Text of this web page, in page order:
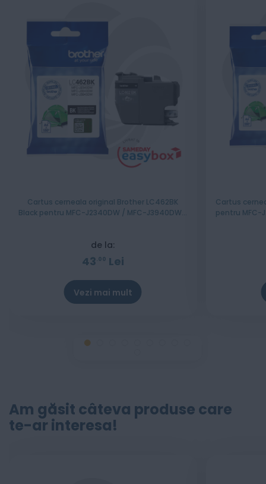
Cartus cerneala original Brother LC462BK
Black pentru MFC-J2340DW / MFC-J3940DW /
de la:
43 00 Lei
Vezi mai mult
Cartus
pentru MFC-
Am găsit câteva produse care
te-ar interesa!